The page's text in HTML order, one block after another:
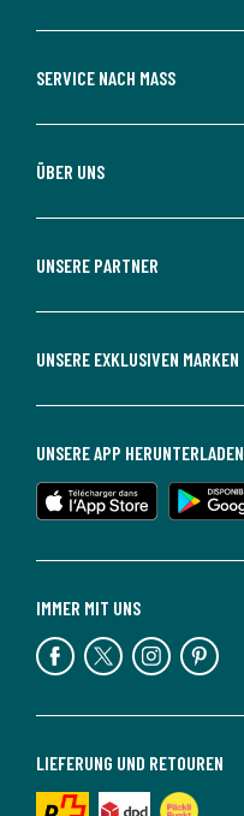
SERVICE NACH MASS
ÜBER UNS
UNSERE PARTNER
UNSERE EXKLUSIVEN MARKEN
LIEFERUNG UND RETOUREN
IMMER MIT UNS
UNSERE APP HERUNTERLADEN